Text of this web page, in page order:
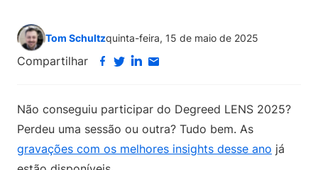
Tom Schultzquinta-feira, 15 de maio de 2025
Compartilhar
Não conseguiu participar do Degreed LENS 2025?
Perdeu uma sessão ou outra? Tudo bem. As
gravações com os melhores insights desse ano já